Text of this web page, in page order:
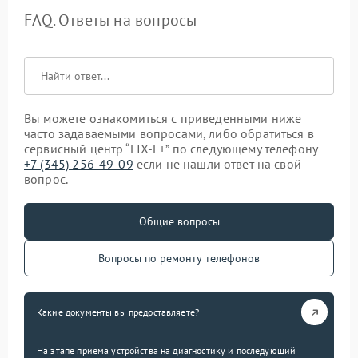
FAQ. Ответы на вопросы
Вы можете ознакомиться с приведенными ниже
часто задаваемыми вопросами, либо обратиться в
сервисный центр “FIX-F+” по следующему телефону
+7 (345) 256-49-09 если не нашли ответ на свой
вопрос.
Общие вопросы
Вопросы по ремонту телефонов
Какие документы вы предоставляете?
На этапе приема устройства на диагностику и последующий